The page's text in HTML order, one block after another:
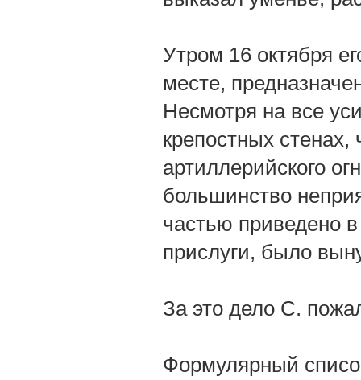
Утром 16 октября
месте,
Несмотря на все
крепостных стенах,
артиллерийского
большинство
частью приведено
прислуги, было
За это дело С.
Формулярный